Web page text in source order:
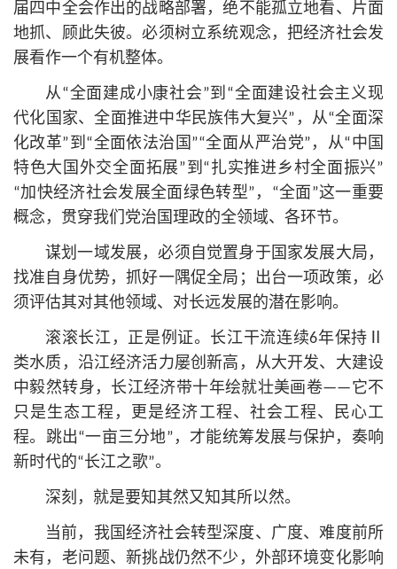
届四中全会作出的战略部署，绝不能孤立地看、片面
地抓、顾此失彼。必须树立系统观念，把经济社会发
展看作一个有机整体。
从“全面建成小康社会”到“全面建设社会主义现
代化国家、全面推进中华民族伟大复兴”，从“全面深
化改革”到“全面依法治国”“全面从严治党”，从“中国
特色大国外交全面拓展”到“扎实推进乡村全面振兴”
“加快经济社会发展全面绿色转型”，“全面”这一重要
概念，贯穿我们党治国理政的全领域、各环节。
谋划一域发展，必须自觉置身于国家发展大局，
找准自身优势，抓好一隅促全局；出台一项政策，必
须评估其对其他领域、对长远发展的潜在影响。
滚滚长江，正是例证。长江干流连续6年保持Ⅱ
类水质，沿江经济活力屡创新高，从大开发、大建设
中毅然转身，长江经济带十年绘就壮美画卷——它不
只是生态工程，更是经济工程、社会工程、民心工
程。跳出“一亩三分地”，才能统筹发展与保护，奏响
新时代的“长江之歌”。
深刻，就是要知其然又知其所以然。
当前，我国经济社会转型深度、广度、难度前所
未有，老问题、新挑战仍然不少，外部环境变化影响